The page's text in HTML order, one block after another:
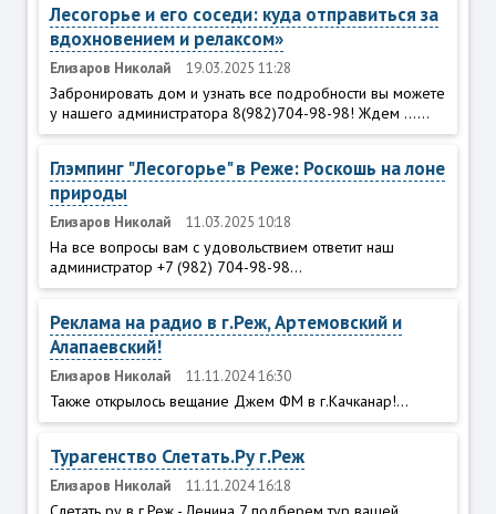
Лесогорье и его соседи: куда отправиться за
вдохновением и релаксом»
Елизаров Николай 19.03.2025 11:28
Забронировать дом и узнать все подробности вы можете
у нашего администратора 8(982)704-98-98! Ждем ......
Глэмпинг "Лесогорье" в Реже: Роскошь на лоне
природы
Елизаров Николай 11.03.2025 10:18
На все вопросы вам с удовольствием ответит наш
администратор +7 (982) 704-98-98...
Реклама на радио в г.Реж, Артемовский и
Алапаевский!
Елизаров Николай 11.11.2024 16:30
Также открылось вещание Джем ФМ в г.Качканар!...
Турагенство Слетать.Ру г.Реж
Елизаров Николай 11.11.2024 16:18